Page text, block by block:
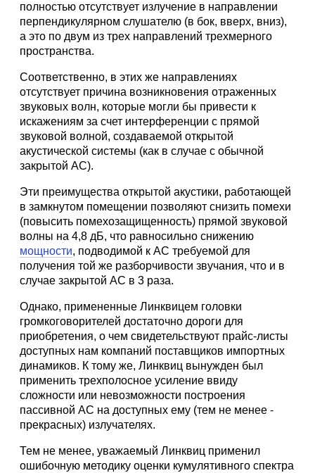
полностью отсутствует излучение в направлении
перпендикулярном слушателю (в бок, вверх, вниз),
а это по двум из трех направлений трехмерного
пространства.
Соответственно, в этих же направлениях
отсутствует причина возникновения отраженных
звуковых волн, которые могли бы привести к
искажениям за счет интерференции с прямой
звуковой волной, создаваемой открытой
акустической системы (как в случае с обычной
закрытой АС).
Эти преимущества открытой акустики, работающей
в замкнутом помещении позволяют снизить помехи
(повысить помехозащищенность) прямой звуковой
волны на 4,8 дБ, что равносильно снижению
мощности, подводимой к АС требуемой для
получения той же разборчивости звучания, что и в
случае закрытой АС в 3 раза.
Однако, примененные Линквицем головки
громкоговорителей достаточно дороги для
приобретения, о чем свидетельствуют прайс-листы
доступных нам компаний поставщиков импортных
динамиков. К тому же, Линквиц вынужден был
применить трехполосное усиление ввиду
сложности или невозможности построения
пассивной АС на доступных ему (тем не менее -
прекрасных) излучателях.
Тем не менее, уважаемый Линквиц применил
ошибочную методику оценки кумулятивного спектра